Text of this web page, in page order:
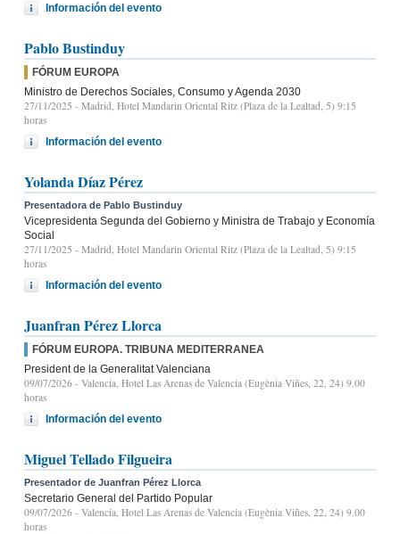
Información del evento
Pablo Bustinduy
FÓRUM EUROPA
Ministro de Derechos Sociales, Consumo y Agenda 2030
27/11/2025 - Madrid, Hotel Mandarin Oriental Ritz (Plaza de la Lealtad, 5) 9:15
horas
Información del evento
Yolanda Díaz Pérez
Presentadora de Pablo Bustinduy
Vicepresidenta Segunda del Gobierno y Ministra de Trabajo y Economía
Social
27/11/2025 - Madrid, Hotel Mandarin Oriental Ritz (Plaza de la Lealtad, 5) 9:15
horas
Información del evento
Juanfran Pérez Llorca
FÓRUM EUROPA. TRIBUNA MEDITERRANEA
President de la Generalitat Valenciana
09/07/2026 - Valencia, Hotel Las Arenas de Valencia (Eugènia Viñes, 22, 24) 9.00
horas
Información del evento
Miguel Tellado Filgueira
Presentador de Juanfran Pérez Llorca
Secretario General del Partido Popular
09/07/2026 - Valencia, Hotel Las Arenas de Valencia (Eugènia Viñes, 22, 24) 9.00
horas